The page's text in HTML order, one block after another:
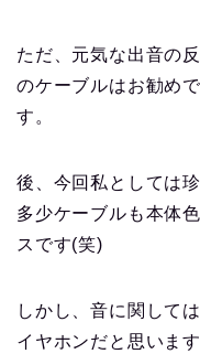
ただ、元気な出音の
のケーブルはお勧め
す。
後、今回私としては
多少ケーブルも本体
スです(笑)
しかし、音に関して
イヤホンだと思います